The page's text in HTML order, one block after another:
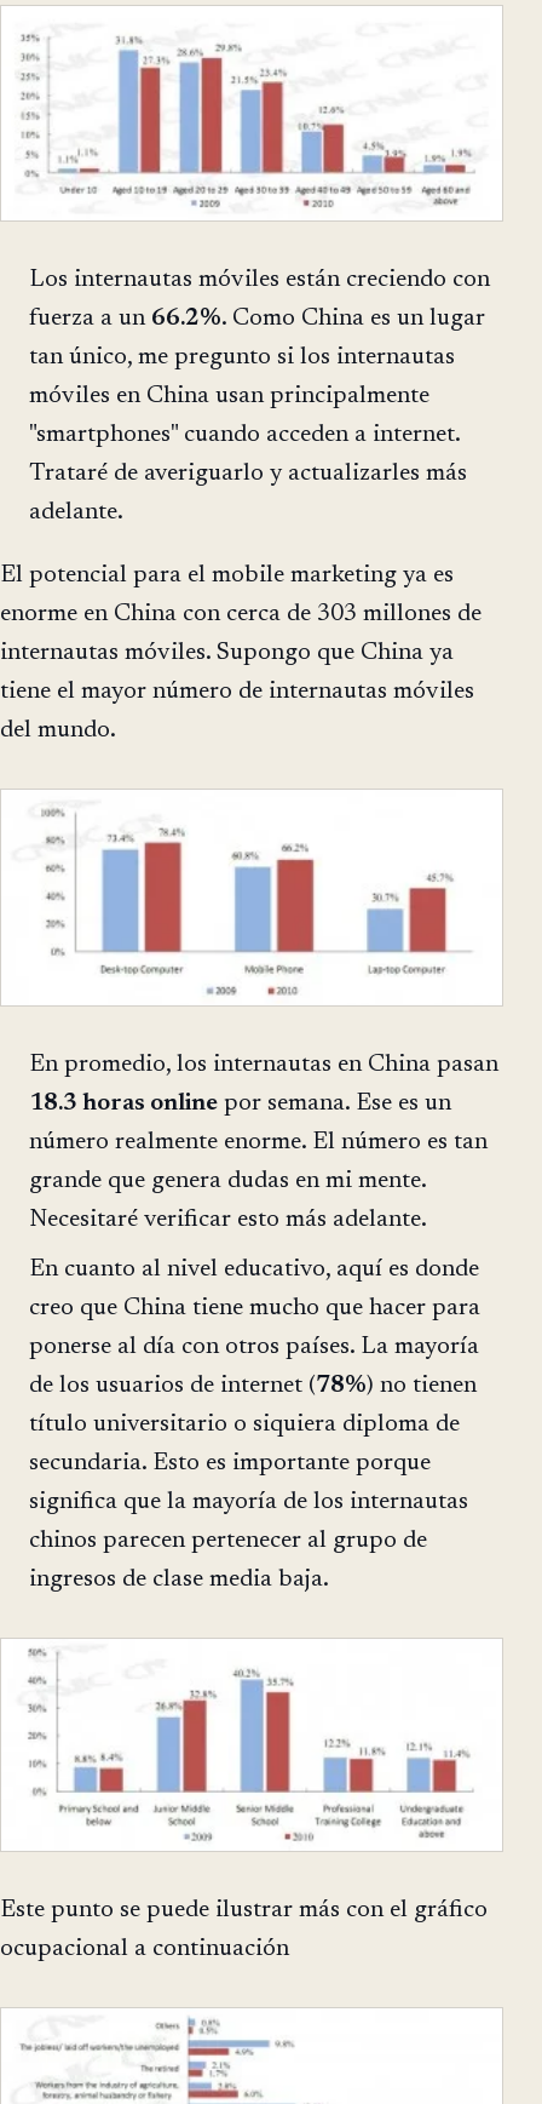
Los internautas móviles están creciendo con
fuerza a un 66.2%. Como China es un lugar
tan único, me pregunto si los internautas
móviles en China usan principalmente
"smartphones" cuando acceden a internet.
Trataré de averiguarlo y actualizarles más
adelante.
El potencial para el mobile marketing ya es
enorme en China con cerca de 303 millones de
internautas móviles. Supongo que China ya
tiene el mayor número de internautas móviles
del mundo.
En promedio, los internautas en China pasan
18.3 horas online por semana. Ese es un
número realmente enorme. El número es tan
grande que genera dudas en mi mente.
Necesitaré verificar esto más adelante.
En cuanto al nivel educativo, aquí es donde
creo que China tiene mucho que hacer para
ponerse al día con otros países. La mayoría
de los usuarios de internet (78%) no tienen
título universitario o siquiera diploma de
secundaria. Esto es importante porque
significa que la mayoría de los internautas
chinos parecen pertenecer al grupo de
ingresos de clase media baja.
Este punto se puede ilustrar más con el gráfico
ocupacional a continuación